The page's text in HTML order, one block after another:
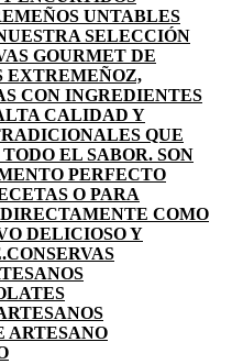
UNTABLES
SELECCIÓN
GOURMET DE
EXTREMEÑOZ,
CON INGREDIENTES
CALIDAD Y
QUE
EL SABOR. SON
PERFECTO
O PARA
COMO
DELICIOSO Y
CONSERVAS
ARTESANO